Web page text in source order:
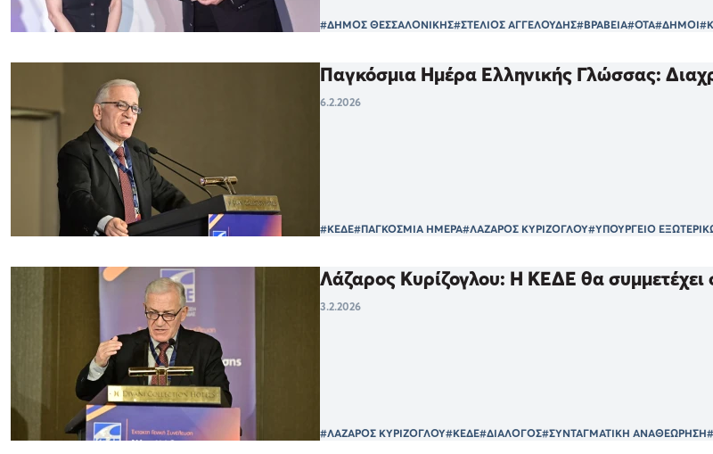
#ΔΗΜΟΣ ΘΕΣΣΑΛΟΝΙΚΗΣ#ΣΤΕΛΙΟΣ ΑΓΓΕΛΟΥΔΗΣ#ΒΡΑΒΕΙΑ#ΟΤΑ#ΔΗΜΟΙ
Παγκόσμια Ημέρα Ελληνικής Γλώσσας:
6.2.2026
#ΚΕΔΕ#ΠΑΓΚΟΣΜΙΑ ΗΜΕΡΑ#ΛΑΖΑΡΟΣ ΚΥΡΙΖΟΓΛΟΥ#ΥΠΟΥΡΓΕΙΟ
Λάζαρος Κυρίζογλου: Η ΚΕΔΕ θα
3.2.2026
#ΛΑΖΑΡΟΣ ΚΥΡΙΖΟΓΛΟΥ#ΚΕΔΕ#ΔΙΑΛΟΓΟΣ#ΣΥΝΤΑΓΜΑΤΙΚΗ ΑΝΑΘΕΩΡΗΣΗ